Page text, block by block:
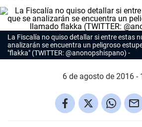
La Fiscalía no quiso detallar si entre estas
analizarán se encuentra un peligroso
"flakka" (TWITTER: @anonopshispano)
6 de agosto de 2016 -